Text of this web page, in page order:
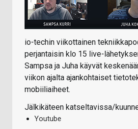
io-techin viikottainen
perjantaisin klo 15 live-
Sampsa ja Juha käyvät
viikon ajalta ajankohtaiset
mobiiliaiheet.
Jälkikäteen katseltavissa/
Youtube